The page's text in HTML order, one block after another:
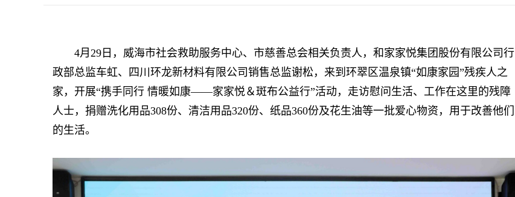
4月29日，威海市社会救助服务中心、市慈善总会相关负责人，和家家悦集团股份有限公司行
政部总监车虹、四川环龙新材料有限公司销售总监谢松，来到环翠区温泉镇“如康家园”残疾人之
家，开展“携手同行 情暖如康——家家悦＆斑布公益行”活动，走访慰问生活、工作在这里的残障
人士，捐赠洗化用品308份、清洁用品320份、纸品360份及花生油等一批爱心物资，用于改善他们
的生活。